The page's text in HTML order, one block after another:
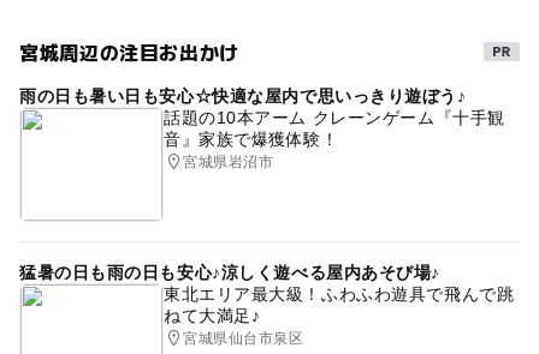
宮城周辺の注目お出かけ
雨の日も暑い日も安心☆快適な屋内で思いっきり遊ぼう♪
話題の10本アーム クレーンゲーム『十手観
音』家族で爆獲体験！
宮城県岩沼市
猛暑の日も雨の日も安心♪涼しく遊べる屋内あそび場♪
東北エリア最大級！ふわふわ遊具で飛んで跳
ねて大満足♪
宮城県仙台市泉区